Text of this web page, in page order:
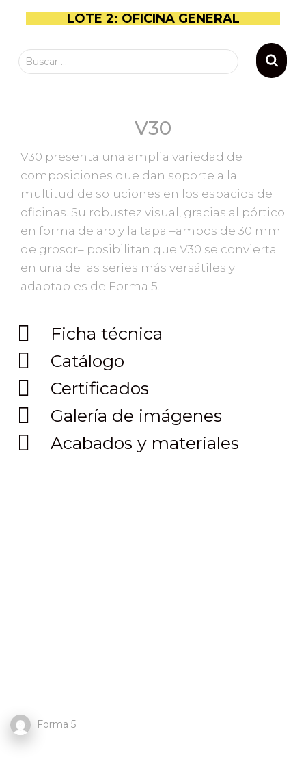
LOTE 2: OFICINA GENERAL
Buscar …
V30
V30 presenta una amplia variedad de
composiciones que dan soporte a la
multitud de soluciones en los espacios de
oficinas. Su robustez visual, gracias al pórtico
en forma de aro y la tapa –ambos de 30 mm
de grosor– posibilitan que V30 se convierta
en una de las series más versátiles y
adaptables de Forma 5.
Ficha técnica
Catálogo
Certificados
Galería de imágenes
Acabados y materiales
Forma 5